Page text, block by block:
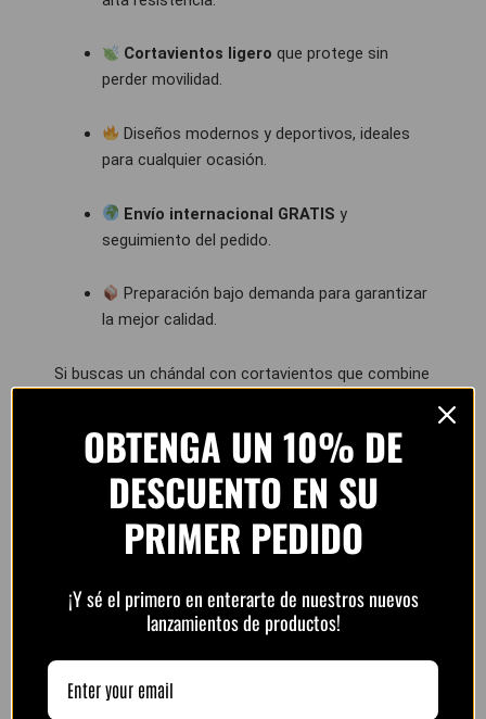
Cortavientos ligero que protege sin
perder movilidad.
Diseños modernos y deportivos, ideales
para cualquier ocasión.
Envío internacional GRATIS y
seguimiento del pedido.
Preparación bajo demanda para garantizar
la mejor calidad.
Si buscas un chándal con cortavientos que combine
Perfecto para entrenar, salir a la calle o completar
un look deportivo de alto nivel.
Pago 100% Seguro
Aceptamos los métodos de pago más seguros del
OBTENGA UN 10% DE
DESCUENTO EN SU
PRIMER PEDIDO
¡Y sé el primero en enterarte de nuestros nuevos
lanzamientos de productos!